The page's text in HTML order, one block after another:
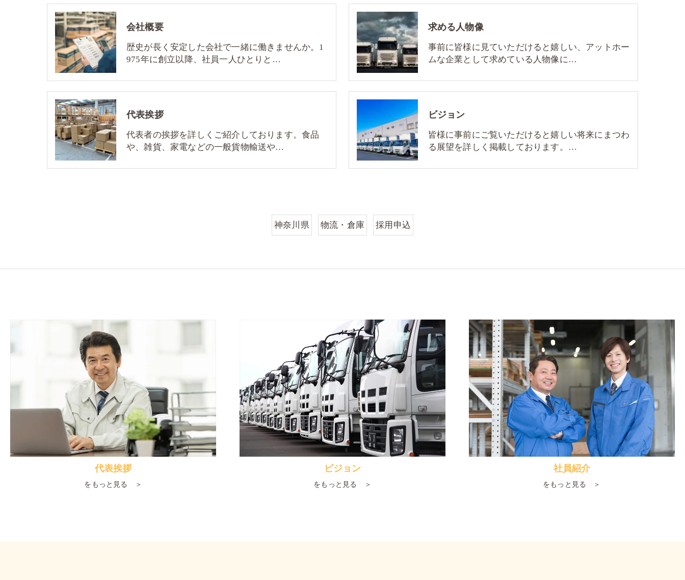
会社概要
歴史が長く安定した会社で一緒に働きませんか。1
975年に創立以降、社員一人ひとりと…
求める人物像
事前に皆様に見ていただけると嬉しい、アットホー
ムな企業として求めている人物像に…
代表挨拶
代表者の挨拶を詳しくご紹介しております。食品
や、雑貨、家電などの一般貨物輸送や…
ビジョン
皆様に事前にご覧いただけると嬉しい将来にまつわ
る展望を詳しく掲載しております。…
神奈川県 物流・倉庫 採用申込
代表挨拶
をもっと見る ＞
ビジョン
をもっと見る ＞
社員紹介
をもっと見る ＞